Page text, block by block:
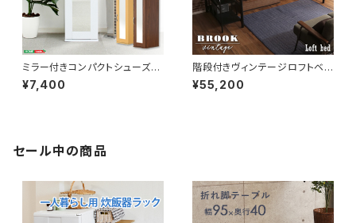
ミラー付きコンパクトシューズラ
ック 幅29 シューズボックス シ
ューズラック 下駄箱 靴箱 玄関
¥7,400
階段付きヴィンテージロフトベッ
ド シングルベッド パイプベッド
ロフトベッド bed ロフト ハシゴ
¥55,200
セール中の商品